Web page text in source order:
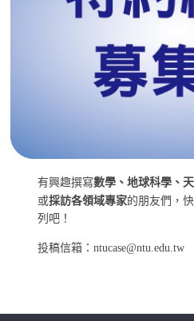
有興趣撰寫數學、地球科學、
或採訪各領域專家的朋友們，
列吧！
投稿信箱：ntucase@ntu.edu.tw